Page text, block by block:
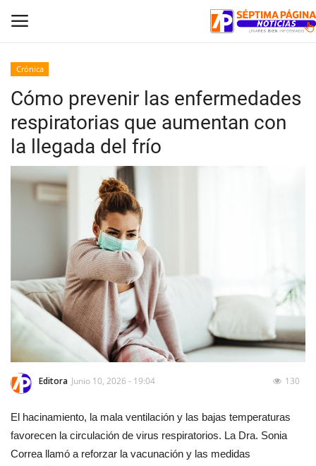
Inicio
Crónica
Policial
Tribunales
Política
Espectáculos
Crónica
Cómo prevenir las enfermedades
respiratorias que aumentan con
la llegada del frío
Editora Junio 10, 2026 - 19:04 130
El hacinamiento, la mala ventilación y las bajas temperaturas
favorecen la circulación de virus respiratorios. La Dra. Sonia
Correa llamó a reforzar la vacunación y las medidas